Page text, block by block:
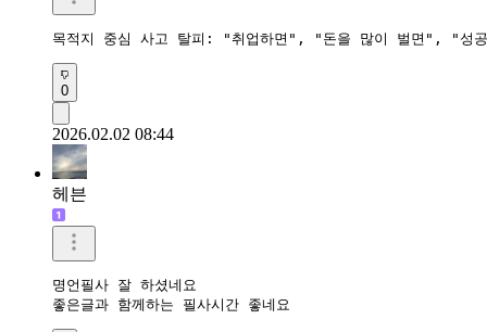
목적지 중심 사고 탈피: "취업하면", "돈을 많이 벌면", "성공
0
2026.02.02 08:44
헤븐
명언필사 잘 하셨네요
좋은글과 함께하는 필사시간 좋네요